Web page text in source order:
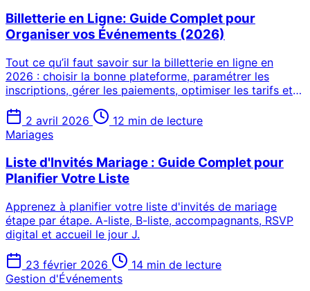
Billetterie en Ligne: Guide Complet pour
Organiser vos Événements (2026)
Tout ce qu’il faut savoir sur la billetterie en ligne en
2026 : choisir la bonne plateforme, paramétrer les
inscriptions, gérer les paiements, optimiser les tarifs et
2 avril 2026
12 min de lecture
Mariages
Liste d'Invités Mariage : Guide Complet pour
Planifier Votre Liste
Apprenez à planifier votre liste d'invités de mariage
étape par étape. A-liste, B-liste, accompagnants, RSVP
digital et accueil le jour J.
23 février 2026
14 min de lecture
Gestion d'Événements